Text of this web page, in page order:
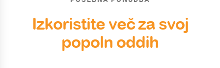
Izkoristite več za svoj
popoln oddih